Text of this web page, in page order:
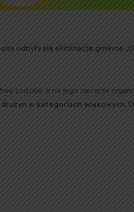
odbyły się eliminacje gminne
Łódzkie, a na jego zlecenie
w kategoriach wiekowych